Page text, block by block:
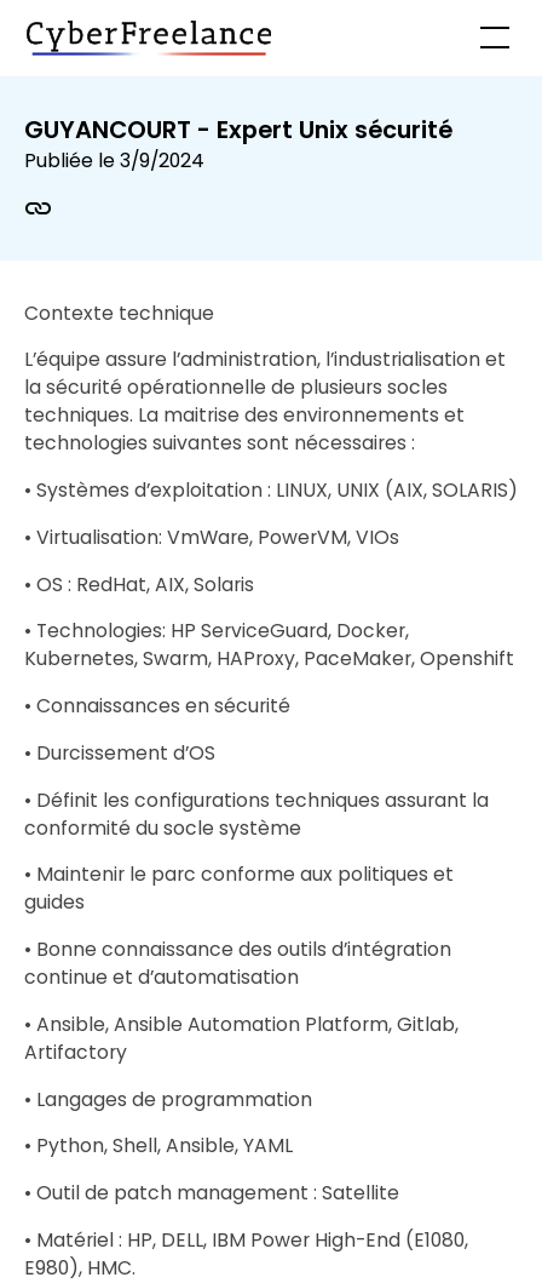
GUYANCOURT - Expert Unix sécurité
Publiée le3/9/2024
Contexte technique
L’équipe assure l’administration, l’industrialisation et
la sécurité opérationnelle de plusieurs socles
techniques. La maitrise des environnements et
technologies suivantes sont nécessaires :
• Systèmes d’exploitation : LINUX, UNIX (AIX, SOLARIS)
• Virtualisation: VmWare, PowerVM, VIOs
• OS : RedHat, AIX, Solaris
• Technologies: HP ServiceGuard, Docker,
Kubernetes, Swarm, HAProxy, PaceMaker, Openshift
• Connaissances en sécurité
• Durcissement d’OS
• Définit les configurations techniques assurant la
conformité du socle système
• Maintenir le parc conforme aux politiques et
guides
• Bonne connaissance des outils d’intégration
continue et d’automatisation
• Ansible, Ansible Automation Platform, Gitlab,
Artifactory
• Langages de programmation
• Python, Shell, Ansible, YAML
• Outil de patch management : Satellite
• Matériel : HP, DELL, IBM Power High-End (E1080,
E980), HMC.